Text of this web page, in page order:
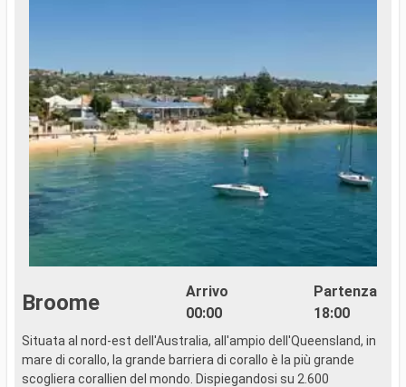
Broome
Arrivo
00:00
Partenza
18:00
Situata al nord-est dell'Australia, all'ampio dell'Queensland, in
mare di corallo, la grande barriera di corallo è la più grande
scogliera corallien del mondo. Dispiegandosi su 2.600